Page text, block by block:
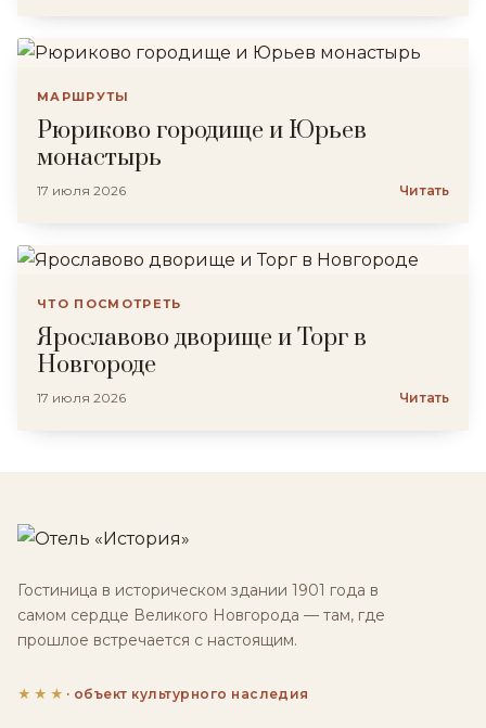
МАРШРУТЫ
Рюриково городище и Юрьев
монастырь
17 июля 2026 Читать
ЧТО ПОСМОТРЕТЬ
Ярославово дворище и Торг в
Новгороде
17 июля 2026 Читать
Гостиница в историческом здании 1901 года в
самом сердце Великого Новгорода — там, где
прошлое встречается с настоящим.
★★★ · объект культурного наследия